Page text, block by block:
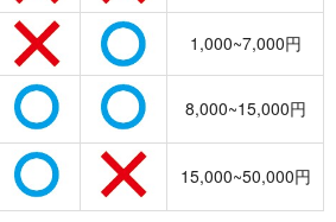
1,000~7,000円
8,000~15,000円
15,000~50,000円